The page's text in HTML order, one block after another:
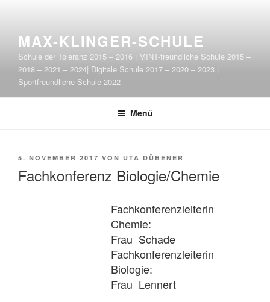
springenMAX-KLINGER-SCHULE
Schule der Toleranz 2015 – 2016 | MINT-freundliche Schule 2015 –
2018 – 2021 – 2024| Digitale Schule 2017 – 2020 – 2023 |
Sportfreundliche Schule 2022
Menü
VERÖFFENTLICHT
5. NOVEMBER 2017 VON UTA DÜBENER
Fachkonferenz Biologie/Chemie
Fachkonferenzleiterin
Chemie:
Frau Schade
Fachkonferenzleiterin
Biologie:
Frau Lennert